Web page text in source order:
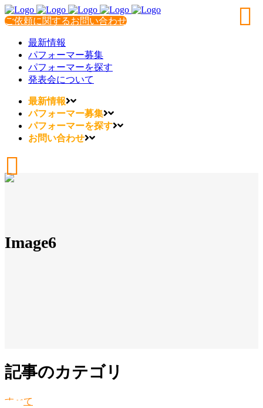
ご依頼に関するお問い合わせ
最新情報
パフォーマー募集
パフォーマーを探す
発表会について
最新情報
パフォーマー募集
パフォーマーを探す
お問い合わせ
Image6
記事のカテゴリ
すべて